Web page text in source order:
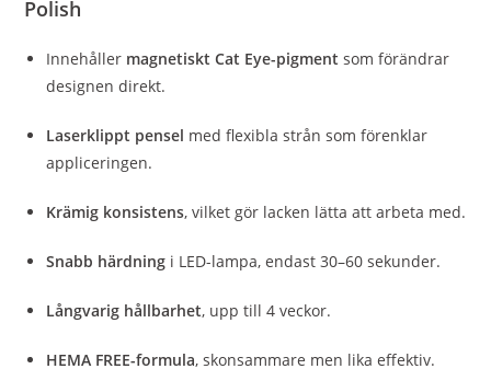
Polish
Innehåller magnetiskt Cat Eye-pigment som förändrar
designen direkt.
Laserklippt pensel med flexibla strån som förenklar
appliceringen.
Krämig konsistens, vilket gör lacken lätta att arbeta med.
Snabb härdning i LED-lampa, endast 30–60 sekunder.
Långvarig hållbarhet, upp till 4 veckor.
HEMA FREE-formula, skonsammare men lika effektiv.